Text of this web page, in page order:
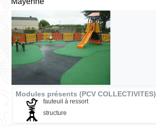
Modules présents (PCV COLLECTIVITES)
fauteuil à ressort
structure